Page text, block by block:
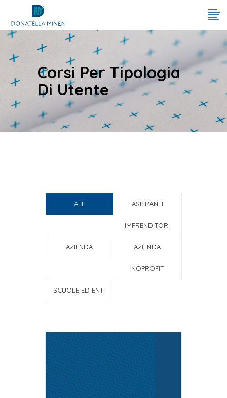
Corsi Per Tipologia
Di Utente
ALL ASPIRANTI
IMPRENDITORI
AZIENDA AZIENDA
NOPROFIT
SCUOLE ED ENTI